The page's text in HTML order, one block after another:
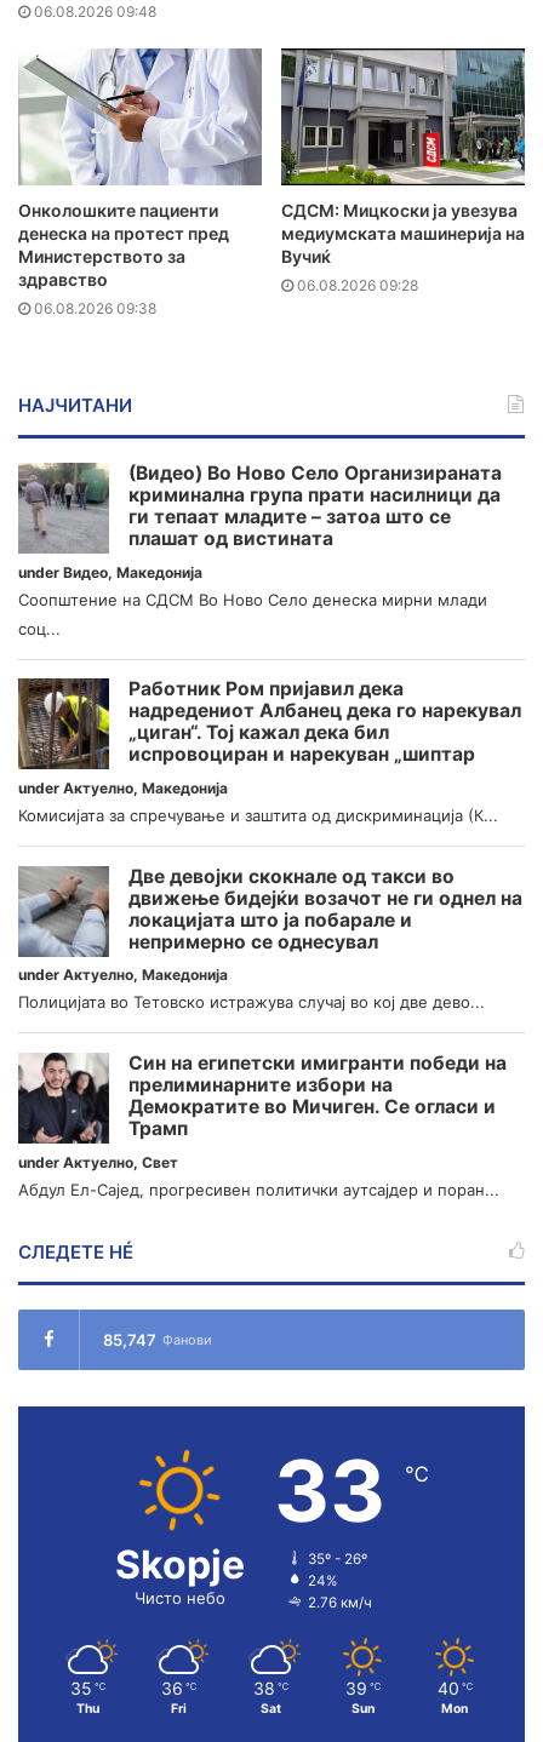
06.08.2026 09:48
Онколошките пациенти
денеска на протест пред
Министерството за
здравство
06.08.2026 09:38
СДСМ: Мицкоски ја увезува
медиумската машинерија на
Вучиќ
06.08.2026 09:28
НАЈЧИТАНИ
(Видео) Во Ново Село Организираната
криминална група прати насилници да
ги тепаат младите – затоа што се
плашат од вистината
under Видео, Македонија
Соопштение на СДСМ Во Ново Село денеска мирни млади
соц...
Работник Ром пријавил дека
надредениот Албанец дека го нарекувал
„циган“. Тој кажал дека бил
испровоциран и нарекуван „шиптар
under Актуелно, Македонија
Комисијата за спречување и заштита од дискриминација (К...
Две девојки скокнале од такси во
движење бидејќи возачот не ги однел на
локацијата што ја побарале и
непримерно се однесувал
under Актуелно, Македонија
Полицијата во Тетовско истражува случај во кој две дево...
Син на египетски имигранти победи на
прелиминарните избори на
Демократите во Мичиген. Се огласи и
Трамп
under Актуелно, Свет
Абдул Ел-Сајед, прогресивен политички аутсајдер и поран...
СЛЕДЕТЕ НÉ
85,747 Фанови
Skopje
Чисто небо
33 ℃
35º - 26º
24%
2.76 км/ч
35 ℃
Thu
36 ℃
Fri
38 ℃
Sat
39 ℃
Sun
40 ℃
Mon